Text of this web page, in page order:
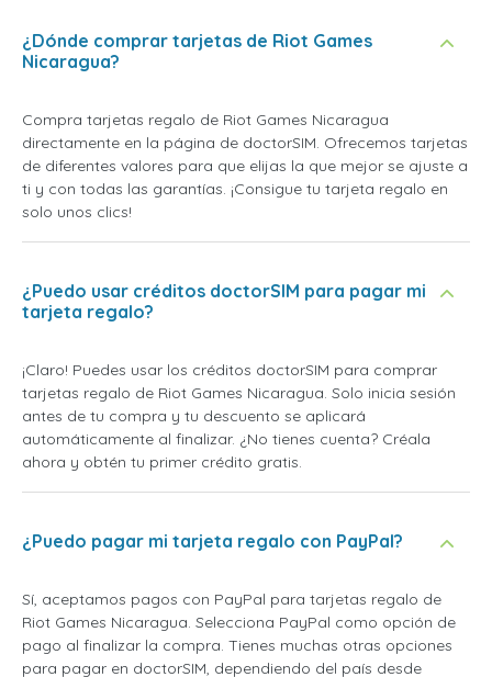
¿Dónde comprar tarjetas de Riot Games
Nicaragua?
Compra tarjetas regalo de Riot Games Nicaragua
directamente en la página de doctorSIM. Ofrecemos tarjetas
de diferentes valores para que elijas la que mejor se ajuste a
ti y con todas las garantías. ¡Consigue tu tarjeta regalo en
solo unos clics!
¿Puedo usar créditos doctorSIM para pagar mi
tarjeta regalo?
¡Claro! Puedes usar los créditos doctorSIM para comprar
tarjetas regalo de Riot Games Nicaragua. Solo inicia sesión
antes de tu compra y tu descuento se aplicará
automáticamente al finalizar. ¿No tienes cuenta? Créala
ahora y obtén tu primer crédito gratis.
¿Puedo pagar mi tarjeta regalo con PayPal?
Sí, aceptamos pagos con PayPal para tarjetas regalo de
Riot Games Nicaragua. Selecciona PayPal como opción de
pago al finalizar la compra. Tienes muchas otras opciones
para pagar en doctorSIM, dependiendo del país desde